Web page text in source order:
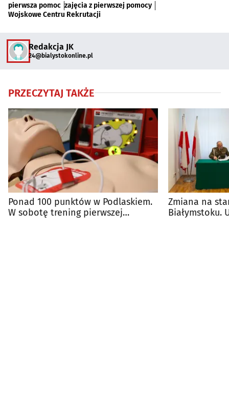
pierwsza pomoc zajęcia z pierwszej pomocy
Wojskowe Centru Rekrutacji
Redakcja JK
24@bialystokonline.pl
PRZECZYTAJ TAKŻE
Ponad 100 punktów w Podlaskiem.
W sobotę trening pierwszej
Zmiana na
Białymstoku.